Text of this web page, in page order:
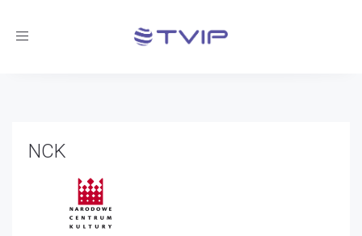
Toggle
NCK